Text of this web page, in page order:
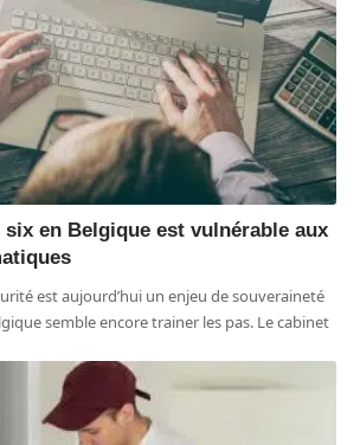
en Belgique est vulnérable aux
est aujourd’hui un enjeu de souveraineté
semble encore trainer les pas. Le cabinet